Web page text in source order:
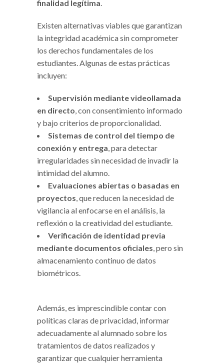
finalidad legítima.
Existen alternativas viables que garantizan
la integridad académica sin comprometer
los derechos fundamentales de los
estudiantes. Algunas de estas prácticas
incluyen:
Supervisión mediante videollamada
en directo, con consentimiento informado
y bajo criterios de proporcionalidad.
Sistemas de control del tiempo de
conexión y entrega, para detectar
irregularidades sin necesidad de invadir la
intimidad del alumno.
Evaluaciones abiertas o basadas en
proyectos, que reducen la necesidad de
vigilancia al enfocarse en el análisis, la
reflexión o la creatividad del estudiante.
Verificación de identidad previa
mediante documentos oficiales, pero sin
almacenamiento continuo de datos
biométricos.
Además, es imprescindible contar con
políticas claras de privacidad, informar
adecuadamente al alumnado sobre los
tratamientos de datos realizados y
garantizar que cualquier herramienta